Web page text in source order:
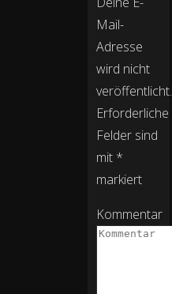
Mail-
Adresse
wird nicht
veröffentlicht.
Erforderliche
Felder sind
mit *
markiert
Kommentar